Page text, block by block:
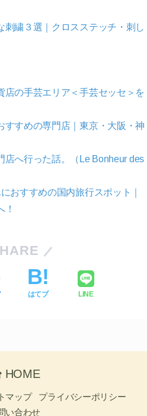
刺繍３選｜クロスステッチ・刺し
店の手芸エリア＜手芸セッセ＞を
すすめの専門店｜東京・大阪・神
店へ行った話。（Le Bonheur des
おすすめの国内旅行スポット｜
！
はてブ LINE
HOME
マップ
プライバシーポリシー
い合わせ